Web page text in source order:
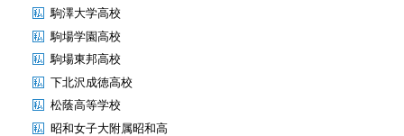
駒澤大学高校
駒場学園高校
駒場東邦高校
下北沢成徳高校
松蔭高等学校
昭和女子大附属昭和高